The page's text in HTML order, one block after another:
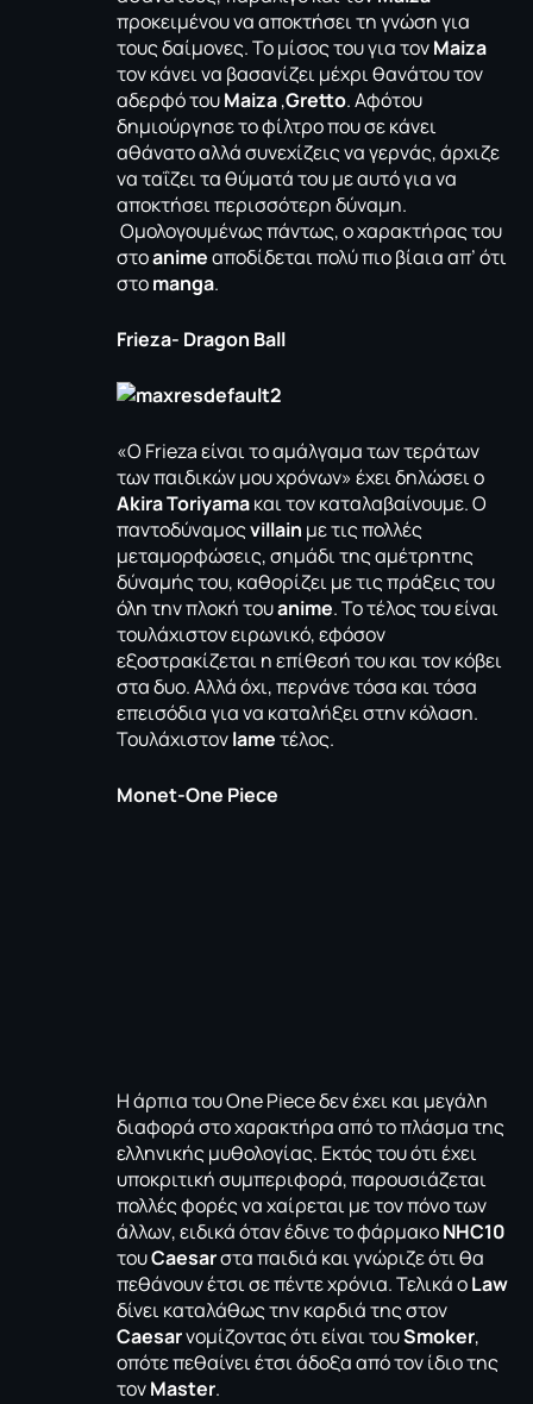
προκειμένου να αποκτήσει τη γνώση για
τους δαίμονες. Το μίσος του για τονMaiza
τον κάνει να βασανίζει μέχρι θανάτου τον
αδερφό τουMaiza,Gretto. Αφότου
δημιούργησε το φίλτρο που σε κάνει
αθάνατο αλλά συνεχίζεις να γερνάς, άρχιζε
να ταΐζει τα θύματά του με αυτό για να
αποκτήσει περισσότερη δύναμη.
Ομολογουμένως πάντως, ο χαρακτήρας του
στοanimeαποδίδεται πολύ πιο βίαια απ’ ότι
στοmanga.
Frieza- Dragon Ball
«O Frieza είναι το αμάλγαμα των τεράτων
των παιδικών μου χρόνων» έχει δηλώσει ο
Akira Toriyamaκαι τον καταλαβαίνουμε. Ο
παντοδύναμοςvillain με τις πολλές
μεταμορφώσεις, σημάδι της αμέτρητης
δύναμής του, καθορίζει με τις πράξεις του
όλη την πλοκή τουanime. To τέλος του είναι
τουλάχιστον ειρωνικό, εφόσον
εξοστρακίζεται η επίθεσή του και τον κόβει
στα δυο. Αλλά όχι, περνάνε τόσα και τόσα
επεισόδια για να καταλήξει στην κόλαση.
Τουλάχιστονlameτέλος.
Monet-One Piece
H άρπια του One Piece δεν έχει και μεγάλη
διαφορά στο χαρακτήρα από το πλάσμα της
ελληνικής μυθολογίας. Εκτός του ότι έχει
υποκριτική συμπεριφορά, παρουσιάζεται
πολλές φορές να χαίρεται με τον πόνο των
άλλων, ειδικά όταν έδινε το φάρμακοNHC10
τουCaesarστα παιδιά και γνώριζε ότι θα
πεθάνουν έτσι σε πέντε χρόνια. Τελικά οLaw
δίνει καταλάθως την καρδιά της στον
Caesarνομίζοντας ότι είναι τουSmoker,
οπότε πεθαίνει έτσι άδοξα από τον ίδιο της
τονMaster.